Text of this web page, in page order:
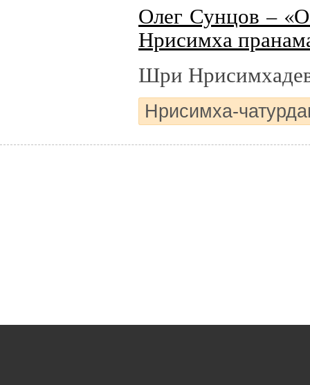
Олег Сунцов –
Нрисимха
Шри
Нрисимха-